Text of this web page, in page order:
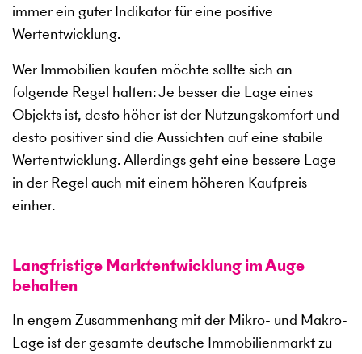
immer ein guter Indikator für eine positive
Wertentwicklung.
Wer Immobilien kaufen möchte sollte sich an
folgende Regel halten: Je besser die Lage eines
Objekts ist, desto höher ist der Nutzungskomfort und
desto positiver sind die Aussichten auf eine stabile
Wertentwicklung. Allerdings geht eine bessere Lage
in der Regel auch mit einem höheren Kaufpreis
einher.
Langfristige Marktentwicklung im Auge
behalten
In engem Zusammenhang mit der Mikro- und Makro-
Lage ist der gesamte deutsche Immobilienmarkt zu